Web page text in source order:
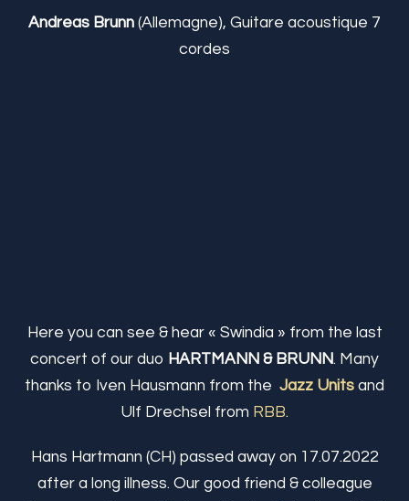
Andreas Brunn (Allemagne), Guitare acoustique 7
cordes
Here you can see & hear « Swindia » from the last
concert of our duo HARTMANN & BRUNN. Many
thanks to Iven Hausmann from the Jazz Units and
Ulf Drechsel from RBB.
Hans Hartmann (CH) passed away on 17.07.2022
after a long illness. Our good friend & colleague